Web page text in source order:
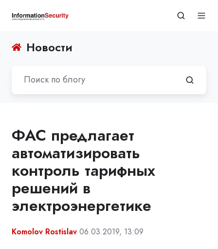
Новости
ФАС предлагает
автоматизировать
контроль тарифных
решений в
электроэнергетике
Komolov Rostislav 06.03.2019, 13:09